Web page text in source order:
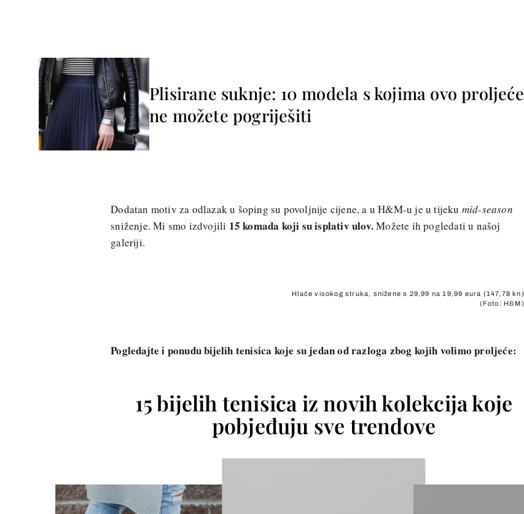
Plisirane suknje: 10 modela s kojima ovo proljeće
ne možete pogriješiti
Dodatan motiv za odlazak u šoping su povoljnije cijene, a u H&M-u je u tijeku mid-season
sniženje. Mi smo izdvojili 15 komada koji su isplativ ulov.Možete ih pogledati u našoj
galeriji.
Hlače visokog struka, snižene s 29,99 na 19,99 eura (147,78 kn)
(Foto: H&M)
Pogledajte i ponudu bijelih tenisica koje su jedan od razloga zbog kojih volimo proljeće:
15 bijelih tenisica iz novih kolekcija koje
pobjeđuju sve trendove